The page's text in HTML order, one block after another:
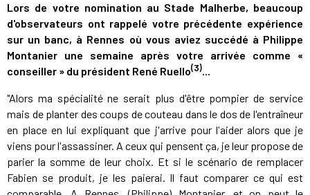
Lors de votre nomination au Stade Malherbe, beaucoup
d'observateurs ont rappelé votre précédente expérience
sur un banc, à Rennes où vous aviez succédé à Philippe
Montanier une semaine après votre arrivée comme «
conseiller » du président René Ruello(3)...
"Alors ma spécialité ne serait plus d'être pompier de service
mais de planter des coups de couteau dans le dos de l'entraîneur
en place en lui expliquant que j'arrive pour l'aider alors que je
viens pour l'assassiner. A ceux qui pensent ça, je leur propose de
parier la somme de leur choix. Et si le scénario de remplacer
Fabien se produit, je les paierai. Il faut comparer ce qui est